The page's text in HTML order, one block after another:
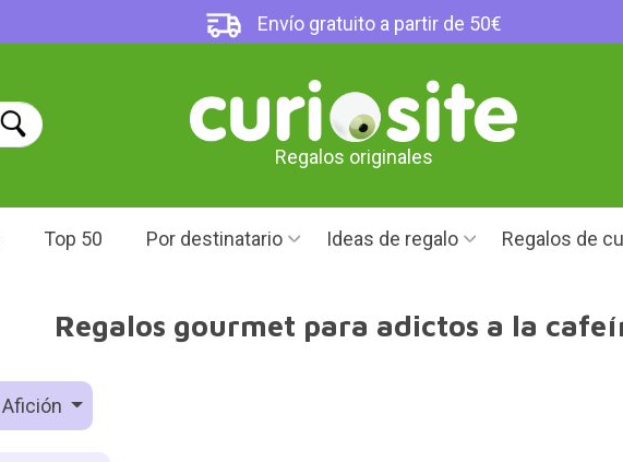
Envío gratuito a partir de 50€
Regalos originales
Top 50 Por destinatario Ideas de regalo Regalos de
Regalos gourmet para adictos a la
Afición